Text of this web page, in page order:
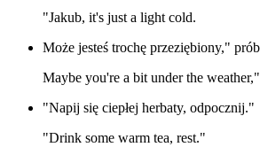
"Jakub, it's just a light cold.
Może jesteś trochę przeziębiony,"
Maybe you're a bit under the
"Napij się ciepłej herbaty, odpocznij."
"Drink some warm tea, rest."